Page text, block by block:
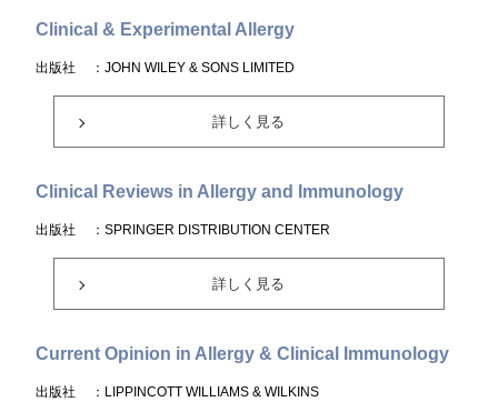
Clinical & Experimental Allergy
出版社 ：JOHN WILEY & SONS LIMITED
詳しく見る
Clinical Reviews in Allergy and Immunology
出版社 ：SPRINGER DISTRIBUTION CENTER
詳しく見る
Current Opinion in Allergy & Clinical Immunology
出版社 ：LIPPINCOTT WILLIAMS & WILKINS